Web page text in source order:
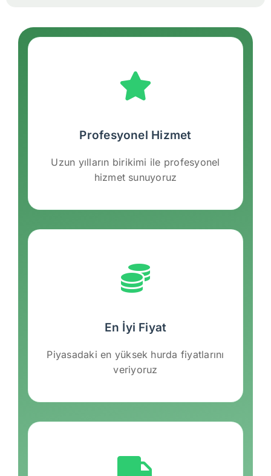
Profesyonel Hizmet
Uzun yılların birikimi ile profesyonel
hizmet sunuyoruz
En İyi Fiyat
Piyasadaki en yüksek hurda fiyatlarını
veriyoruz